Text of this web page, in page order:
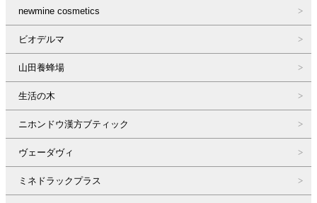
newmine cosmetics
ビオデルマ
山田養蜂場
生活の木
ニホンドウ漢方ブティック
ヴェーダヴィ
ミネドラックプラス